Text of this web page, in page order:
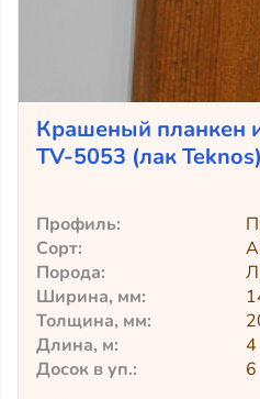
Крашеный планкен
TV-5053 (лак Teknos)
Профиль:
Сорт:
Порода:
Ширина, мм:
Толщина, мм:
Длина, м:
4
Досок в уп.:
6